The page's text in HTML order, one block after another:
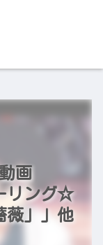
画
リング☆
薇」」他